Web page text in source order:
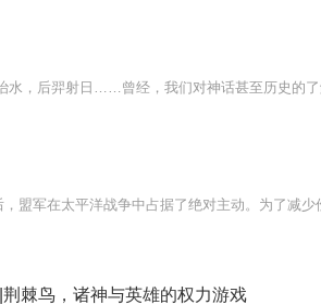
棘鸟，诸神与英雄的权力游戏